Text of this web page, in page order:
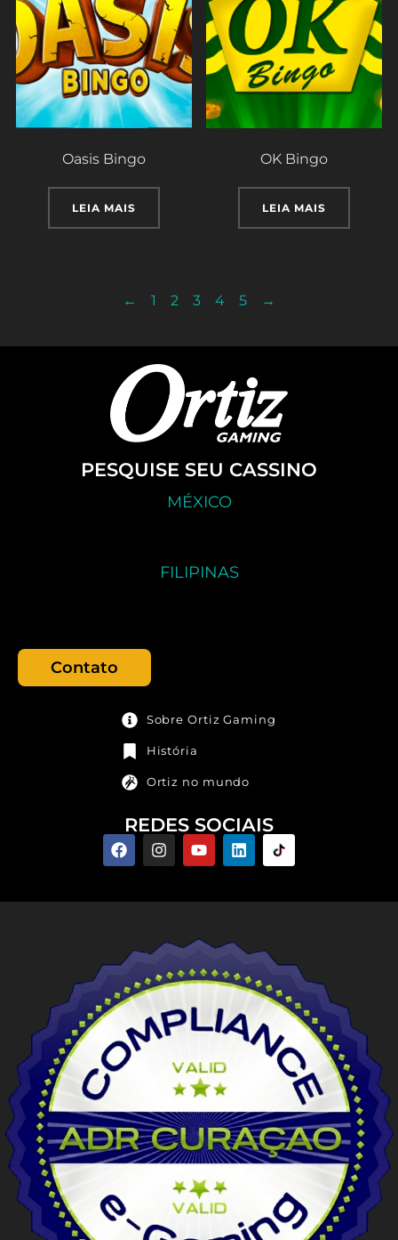
Oasis Bingo
LEIA MAIS
OK Bingo
LEIA MAIS
← 1 2 3 4 5 →
PESQUISE SEU CASSINO
MÉXICO
FILIPINAS
Contato
Sobre Ortiz Gaming
História
Ortiz no mundo
REDES SOCIAIS